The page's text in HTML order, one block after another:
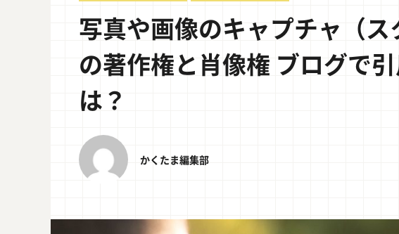
写真や画像のキャプチャ（ス
の著作権と肖像権 ブログで
は？
かくたま編集部